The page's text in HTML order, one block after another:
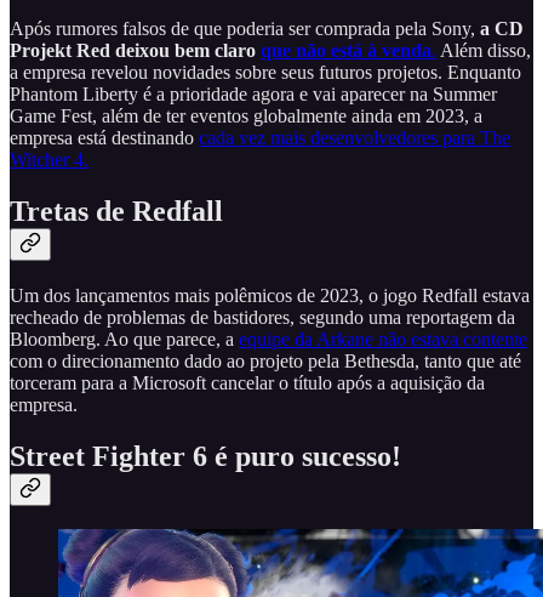
Após rumores falsos de que poderia ser comprada pela Sony, a CD
Projekt Red deixou bem claro que não está à venda. Além disso,
a empresa revelou novidades sobre seus futuros projetos. Enquanto
Phantom Liberty é a prioridade agora e vai aparecer na Summer
Game Fest, além de ter eventos globalmente ainda em 2023, a
empresa está destinando cada vez mais desenvolvedores para The
Witcher 4.
Tretas de Redfall
Um dos lançamentos mais polêmicos de 2023, o jogo Redfall estava
recheado de problemas de bastidores, segundo uma reportagem da
Bloomberg. Ao que parece, a equipe da Arkane não estava contente
com o direcionamento dado ao projeto pela Bethesda, tanto que até
torceram para a Microsoft cancelar o título após a aquisição da
empresa.
Street Fighter 6 é puro sucesso!